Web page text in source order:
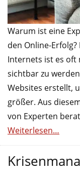
Warum ist eine
den Online-
Internets ist es oft
sichtbar zu
Websites erstellt,
größer. Aus
von Experten
Weiterlesen…